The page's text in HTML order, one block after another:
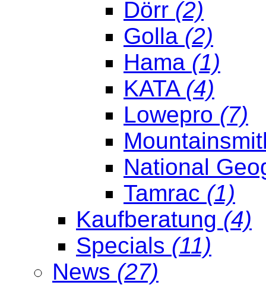
Dörr (2)
Golla (2)
Hama (1)
KATA (4)
Lowepro (7)
National
Tamrac (1)
Kaufberatung (4)
Specials (11)
News (27)